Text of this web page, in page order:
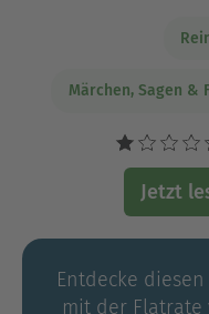
Märchen, Sagen &
Jetzt
Entdecke
mit der Flatrate